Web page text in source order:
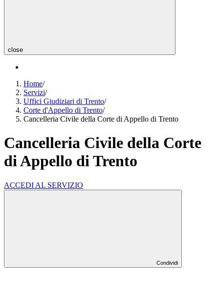
close
Home/
Servizi/
Uffici Giudiziari di Trento/
Corte d'Appello di Trento/
Cancelleria Civile della Corte di Appello di Trento
Cancelleria Civile della Corte
di Appello di Trento
ACCEDI AL SERVIZIO
Condividi